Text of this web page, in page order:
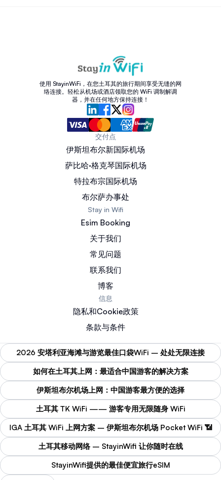
使用 StayinWiFi，在您土耳其的旅行期间享受无缝的网
络连接。轻松从机场或酒店领取您的 WiFi 调制解调
器，并在任何地方保持连接！
交付点
伊斯坦布尔新国际机场
萨比哈·格克琴国际机场
特拉布宗国际机场
布尔萨办事处
Stay in Wifi
Esim Booking
关于我们
常见问题
联系我们
博客
信息
隐私和Cookie政策
条款与条件
2026 安塔利亚海滩与游览最佳口袋WiFi – 处处无限连接
如何在土耳其上网：最适合中国游客的解决方案
伊斯坦布尔机场上网：中国游客最方便的选择
土耳其 TK WiFi —— 游客专用无限随身 WiFi
IGA 土耳其 WiFi 上网方案 – 伊斯坦布尔机场 Pocket WiFi 📶
土耳其移动网络 – StayinWifi 让你随时在线
StayinWifi提供的最佳便宜旅行eSIM